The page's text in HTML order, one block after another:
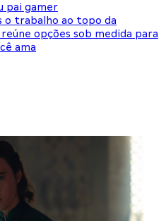
pai gamer
o trabalho ao topo da
opções sob medida para
ama